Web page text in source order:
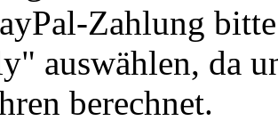
Zahlung
auswählen, da
berechnet.